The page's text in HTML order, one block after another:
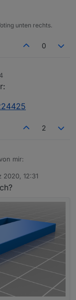
unten rechts.
0
2
mir:
2020, 12:31